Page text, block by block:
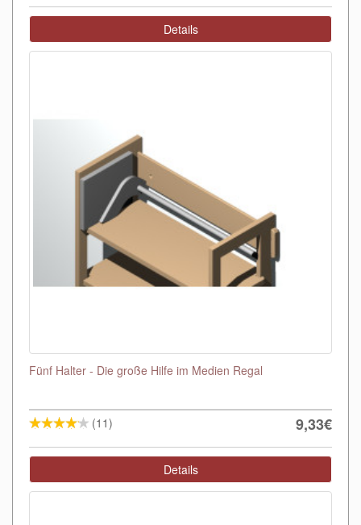
Details
Fünf Halter - Die große Hilfe im Medien Regal
(11) 9,33€
Details